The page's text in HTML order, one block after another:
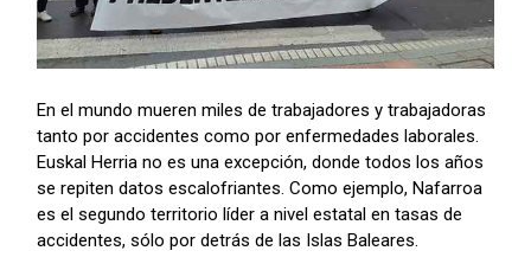
En el mundo mueren miles de trabajadores y trabajadoras
tanto por accidentes como por enfermedades laborales.
Euskal Herria no es una excepción, donde todos los años
se repiten datos escalofriantes. Como ejemplo, Nafarroa
es el segundo territorio líder a nivel estatal en tasas de
accidentes, sólo por detrás de las Islas Baleares.